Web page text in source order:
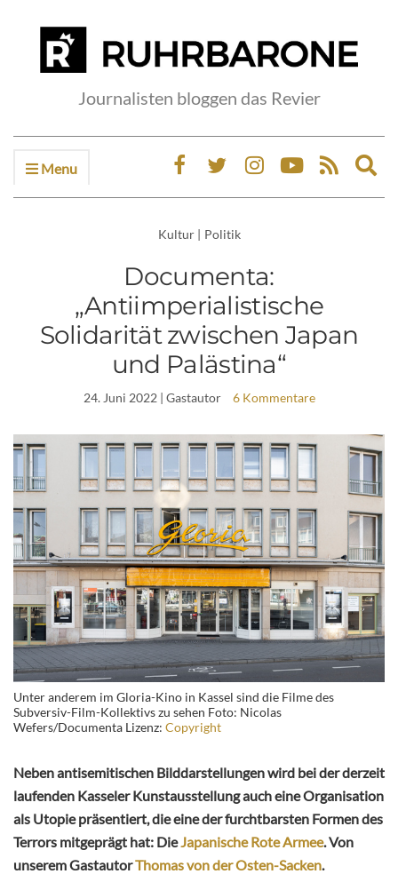
Journalisten bloggen das Revier
Menu
Kultur | Politik
Documenta:
„Antiimperialistische
Solidarität zwischen Japan
und Palästina“
24. Juni 2022| Gastautor 6 Kommentare
Unter anderem im Gloria-Kino in Kassel sind die Filme des
Subversiv-Film-Kollektivs zu sehen Foto: Nicolas
Wefers/Documenta Lizenz: Copyright
Neben antisemitischen Bilddarstellungen wird bei der derzeit
laufenden Kasseler Kunstausstellung auch eine Organisation
als Utopie präsentiert, die eine der furchtbarsten Formen des
Terrors mitgeprägt hat: Die Japanische Rote Armee. Von
unserem GastautorThomas von der Osten-Sacken.